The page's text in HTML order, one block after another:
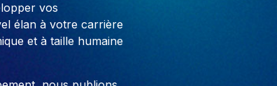
vos
élan à votre carrière
et à taille humaine